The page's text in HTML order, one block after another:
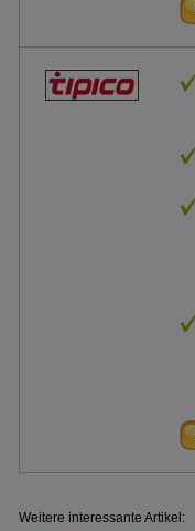
Weitere interessante Artikel: